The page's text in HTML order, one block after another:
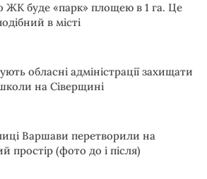
ЖК буде «парк» площею в 1 га. Це
в місті
обласні адміністрації захищати
на Сіверщині
Варшави перетворили на
простір (фото до і після)